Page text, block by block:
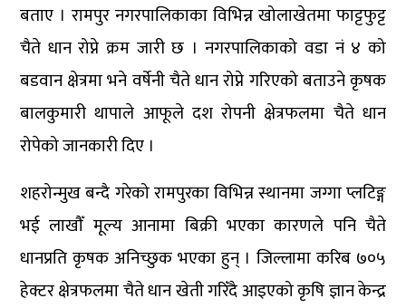
बताए । रामपुर नगरपालिकाका विभिन्न खोलाखेतमा फाट्टफुट्ट
चैते धान रोप्ने क्रम जारी छ । नगरपालिकाको वडा नं ४ को
बडवान क्षेत्रमा भने वर्षेनी चैते धान रोप्ने गरिएको बताउने कृषक
बालकुमारी थापाले आफूले दश रोपनी क्षेत्रफलमा चैते धान
रोपेको जानकारी दिए ।
शहरोन्मुख बन्दै गरेको रामपुरका विभिन्न स्थानमा जग्गा प्लटिङ्ग
भई लाखौँ मूल्य आनामा बिक्री भएका कारणले पनि चैते
धानप्रति कृषक अनिच्छुक भएका हुन् । जिल्लामा करिब ७०५
हेक्टर क्षेत्रफलमा चैते धान खेती गरिँदै आइएको कृषि ज्ञान केन्द्र